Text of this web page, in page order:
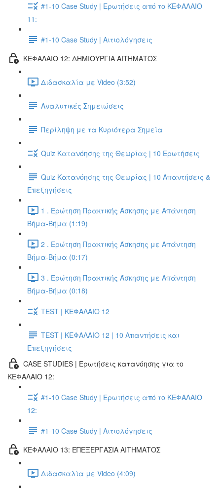
#1-10 Case Study | Ερωτήσεις από το ΚΕΦΑΛΑΙΟ
11:
#1-10 Case Study | Αιτιολόγησεις
ΚΕΦΑΛΑΙΟ 12: ΔΗΜΙΟΥΡΓΙΑ ΑΙΤΗΜΑΤΟΣ
Διδασκαλία με Video (3:52)
Αναλυτικές Σημειώσεις
Περίληψη με τα Κυριότερα Σημεία
Quiz Κατανόησης της Θεωρίας | 10 Ερωτήσεις
Quiz Κατανόησης της Θεωρίας | 10 Απαντήσεις &
Επεξηγήσεις
1 . Ερώτηση Πρακτικής Άσκησης με Απάντηση
Βήμα-Βήμα (1:19)
2 . Ερώτηση Πρακτικής Άσκησης με Απάντηση
Βήμα-Βήμα (0:17)
3 . Ερώτηση Πρακτικής Άσκησης με Απάντηση
Βήμα-Βήμα (0:18)
TEST | ΚΕΦΑΛΑΙΟ 12
TEST | ΚΕΦΑΛΑΙΟ 12 | 10 Απαντήσεις και
Επεξηγήσεις
CASE STUDIES | Ερωτήσεις κατανόησης για το
ΚΕΦΑΛΑΙΟ 12:
#1-10 Case Study | Ερωτήσεις από το ΚΕΦΑΛΑΙΟ
12:
#1-10 Case Study | Αιτιολόγησεις
ΚΕΦΑΛΑΙΟ 13: ΕΠΕΞΕΡΓΑΣΙΑ ΑΙΤΗΜΑΤΟΣ
Διδασκαλία με Video (4:09)